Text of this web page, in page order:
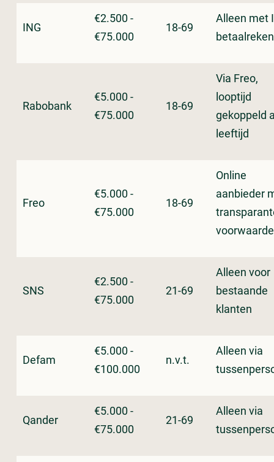
ING
€2.500 -
€75.000
18-69
Alleen met
Rabobank
€5.000 -
€75.000
18-69
Via Freo,
looptijd
gekoppeld
leeftijd
Freo
€5.000 -
€75.000
18-69
Online
aanbieder
SNS
€2.500 -
€75.000
21-69
Alleen voor
bestaande
klanten
Defam
€5.000 -
€100.000
n.v.t.
Alleen via
Qander
€5.000 -
€75.000
21-69
Alleen via